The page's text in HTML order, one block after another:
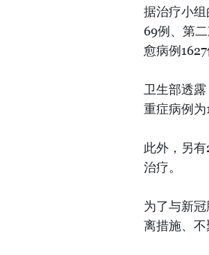
据治疗小
69例、第
愈病例
卫生部透
重症病例为
此外，另
治疗。
为了与新
离措施、不